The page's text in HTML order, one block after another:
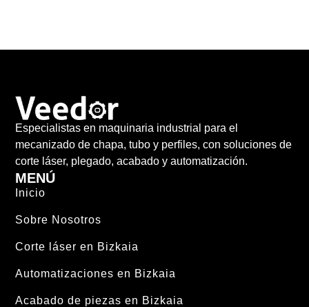
Especialistas en maquinaria industrial para el
mecanizado de chapa, tubo y perfiles, con soluciones de
corte láser, plegado, acabado y automatización.
MENÚ
Inicio
Sobre Nosotros
Corte láser en Bizkaia
Automatizaciones en Bizkaia
Acabado de piezas en Bizkaia